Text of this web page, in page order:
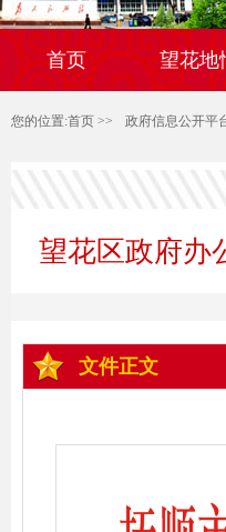
首页 望花地
您的位置:首页 >> 政府信息公开平
望花区政府办
文件正文